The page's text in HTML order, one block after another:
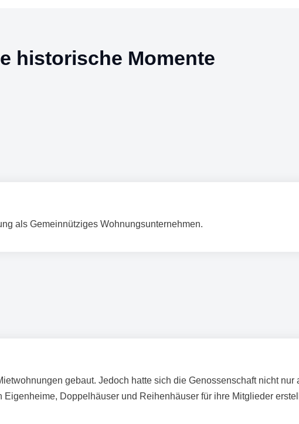
historische Momente
als Gemeinnütziges Wohnungsunternehmen.
gebaut. Jedoch hatte sich die Genossenschaft nicht nur
Doppelhäuser und Reihenhäuser für ihre Mitglieder